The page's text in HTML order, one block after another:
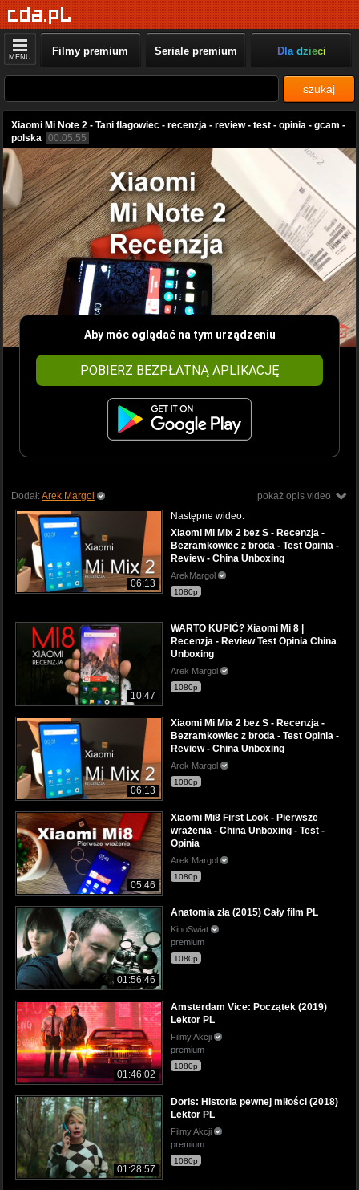
MENU Filmy premium Seriale premium Dla dzieci
szukaj
Xiaomi Mi Note 2 - Tani flagowiec - recenzja - review - test - opinia - gcam -
polska 00:05:55
Aby móc oglądać na tym urządzeniu
POBIERZ BEZPŁATNĄ APLIKACJĘ
pokaż opis video
Dodał:Arek Margol
06:13
Następne wideo:
Xiaomi Mi Mix 2 bez S - Recenzja -
Bezramkowiec z broda - Test Opinia -
Review - China Unboxing
ArekMargol
1080p
10:47
WARTO KUPIĆ? Xiaomi Mi 8 |
Recenzja - Review Test Opinia China
Unboxing
Arek Margol
1080p
06:13
Xiaomi Mi Mix 2 bez S - Recenzja -
Bezramkowiec z broda - Test Opinia -
Review - China Unboxing
Arek Margol
1080p
05:46
Xiaomi Mi8 First Look - Pierwsze
wrażenia - China Unboxing - Test -
Opinia
Arek Margol
1080p
01:56:46
Anatomia zła (2015) Cały film PL
KinoSwiat
premium
1080p
01:46:02
Amsterdam Vice: Początek (2019)
Lektor PL
Filmy Akcji
premium
1080p
01:28:57
Doris: Historia pewnej miłości (2018)
Lektor PL
Filmy Akcji
premium
1080p